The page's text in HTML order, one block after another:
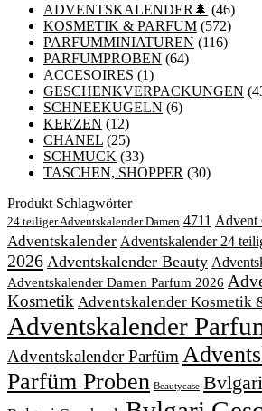
ADVENTSKALENDER🌲 (46)
KOSMETIK & PARFUM (572)
PARFUMMINIATUREN (116)
PARFUMPROBEN (64)
ACCESOIRES (1)
GESCHENKVERPACKUNGEN
SCHNEEKUGELN (6)
KERZEN (12)
CHANEL (25)
SCHMUCK (33)
TASCHEN, SHOPPER (30)
Produkt Schlagwörter
24 teiliger Adventskalender Damen 4711 Advent
Adventskalender Adventskalender 24
2026 Adventskalender Beauty
Adventskalender Damen Parfum 2026
Kosmetik Adventskalender Kosmetik
Adventskalender
Adventskalender Parfüm
Parfüm Proben Beautycase Bvlgari